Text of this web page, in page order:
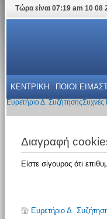
Τώρα είναι 07:19 am 10 08
ΚΕΝΤΡΙΚΗ ΠΟΙΟΙ
Ευρετήριο Δ. ΣυζήτησηςΣυχνές
Διαγραφή
Είστε σίγουρος ότι
Ευρετήριο Δ.